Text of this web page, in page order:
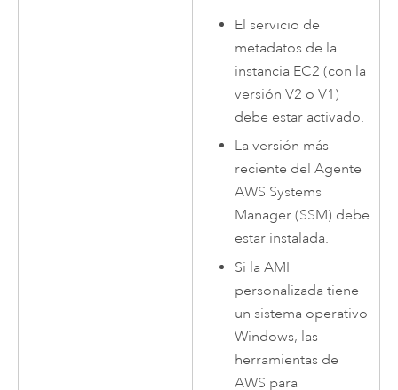
El servicio de
metadatos de la
instancia EC2 (con la
versión V2 o V1)
debe estar activado.
La versión más
reciente del Agente
AWS Systems
Manager (SSM) debe
estar instalada.
Si laAMI
personalizada tiene
un sistema operativo
Windows, las
herramientas de
AWS para